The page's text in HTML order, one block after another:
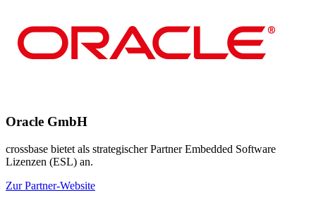
Oracle GmbH
crossbase bietet als strategischer Partner Embedded Software
Lizenzen (ESL) an.
Zur Partner-Website